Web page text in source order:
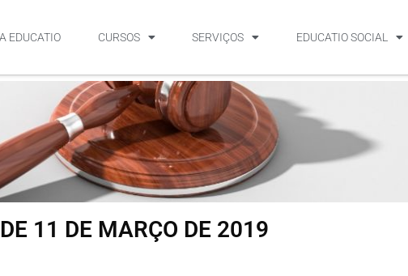
A EDUCATIO CURSOS SERVIÇOS EDUCATIO SOCIAL
11 DE MARÇO DE 2019